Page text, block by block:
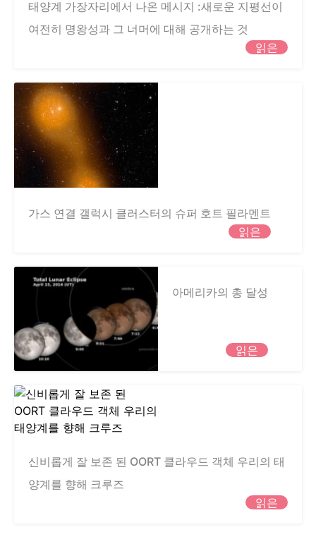
태양계 가장자리에서 나온 메시지 :새로운 지평선이
여전히 명왕성과 그 너머에 대해 공개하는 것
읽은
가스 연결 갤럭시 클러스터의 슈퍼 호트 필라멘트
읽은
아메리카의 총 달성
읽은
신비롭게 잘 보존 된 OORT 클라우드 객체 우리의 태
양계를 향해 크루즈
읽은